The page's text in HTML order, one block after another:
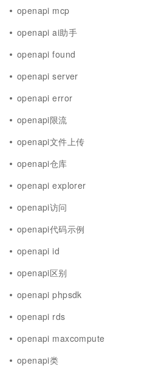
openapi mcp
openapi ai助手
openapi found
openapi server
openapi error
openapi限流
openapi文件上传
openapi仓库
openapi explorer
openapi访问
openapi代码示例
openapi id
openapi区别
openapi phpsdk
openapi rds
openapi maxcompute
openapi类